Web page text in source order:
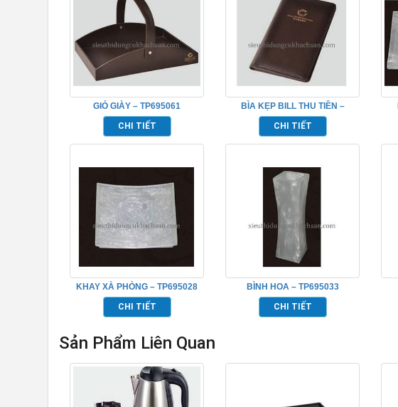
GIỎ GIÀY – TP695061
CHI TIẾT
BÌA KẸP BILL THU TIỀN –
TP695047
CHI TIẾT
KHAY XÀ PHÒNG – TP695028
CHI TIẾT
BÌNH HOA – TP695033
CHI TIẾT
Sản Phẩm Liên Quan